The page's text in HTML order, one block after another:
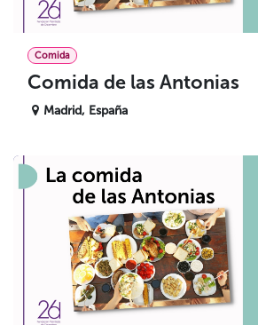
Comida
Comida de las Antonias
Madrid, España